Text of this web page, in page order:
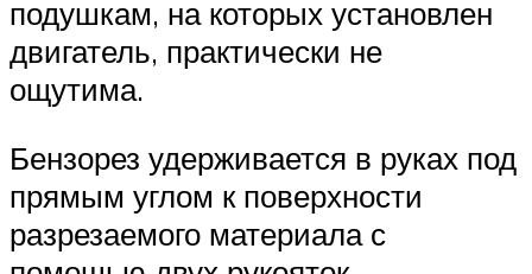
подушкам, на которых установлен
двигатель, практически не
ощутима.
Бензорез удерживается в руках под
прямым углом к поверхности
разрезаемого материала с